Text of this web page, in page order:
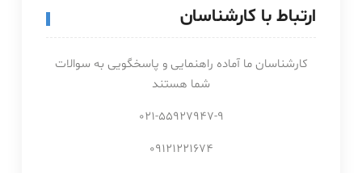
ارتباط با کارشناسان
کارشناسان ما آماده راهنمایی و پاسخگویی به سوالات
شما هستند
021-55927947-9
09121221674